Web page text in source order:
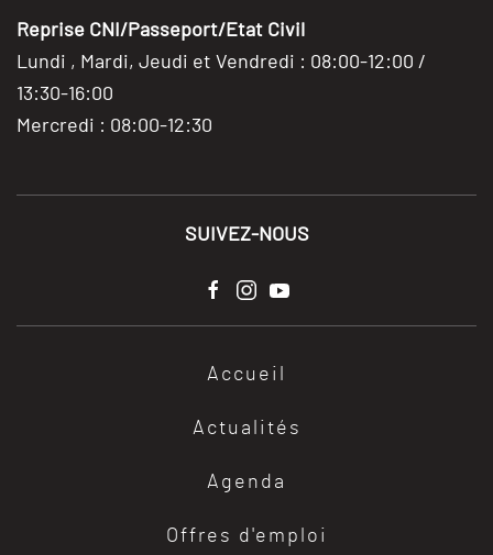
Reprise CNI/Passeport/Etat Civil
Lundi , Mardi, Jeudi et Vendredi : 08:00-12:00 /
13:30-16:00
Mercredi : 08:00-12:30
SUIVEZ-NOUS
Accueil
Actualités
Agenda
Offres d'emploi